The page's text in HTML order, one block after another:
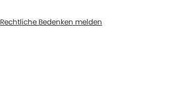
Rechtliche Bedenken melden